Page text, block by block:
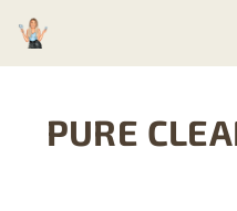
obsah
PURE